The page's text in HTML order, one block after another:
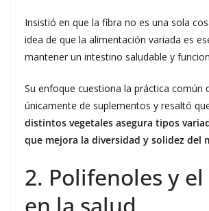
Insistió en que la fibra no es una sola
idea de que la alimentación variada es
mantener un intestino saludable y
Su enfoque cuestiona la práctica común
únicamente de suplementos y resaltó
distintos vegetales asegura tipos
que mejora la diversidad y solidez del
2. Polifenoles y
en la salud